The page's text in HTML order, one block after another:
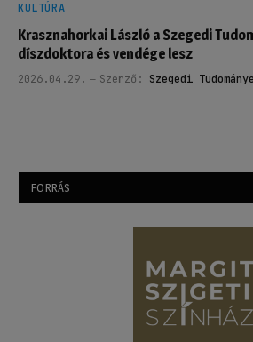
KULTÚRA
Krasznahorkai László a Szegedi
díszdoktora és vendége lesz
2026.04.29. Szerző: Szegedi
FORRÁS